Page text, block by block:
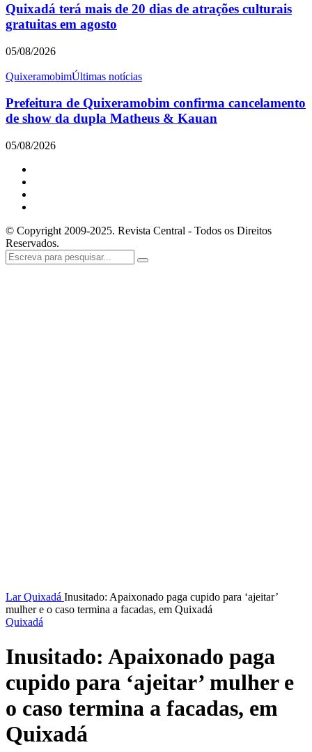
Quixadá terá mais de 20 dias de atrações culturais
gratuitas em agosto
05/08/2026
QuixeramobimÚltimas notícias
Prefeitura de Quixeramobim confirma cancelamento
de show da dupla Matheus & Kauan
05/08/2026
© Copyright 2009-2025. Revista Central - Todos os Direitos
Reservados.
LarQuixadá Inusitado: Apaixonado paga cupido para ‘ajeitar’
mulher e o caso termina a facadas, em Quixadá
Quixadá
Inusitado: Apaixonado paga
cupido para ‘ajeitar’ mulher e
o caso termina a facadas, em
Quixadá